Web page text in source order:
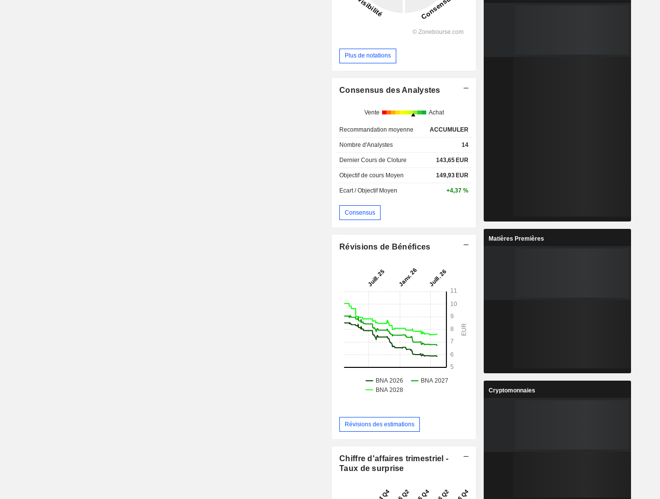
Plus de notations
Consensus des Analystes
Vente Achat
Recommandation moyenne ACCUMULER
Nombre d'Analystes 14
Dernier Cours de Cloture 143,65 EUR
Objectif de cours Moyen 149,93 EUR
Ecart / Objectif Moyen +4,37 %
Consensus
Révisions de Bénéfices
Révisions des estimations
Chiffre d'affaires trimestriel -
Taux de surprise
Matières Premières
Cryptomonnaies